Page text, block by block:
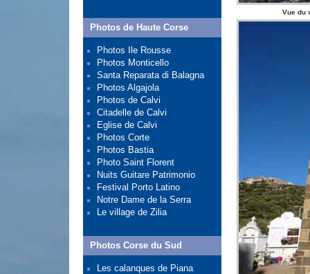
Vue du
Photos de Haute Corse
Photos Ile Rousse
Photos Monticello
Santa Reparata di Balagna
Photos Algajola
Photos de Calvi
Citadelle de Calvi
Eglise de Calvi
Photos Corte
Photos Bastia
Photo Saint Florent
Nuits Guitare Patrimonio
Festival Porto Latino
Notre Dame de la Serra
Le village de Zilia
Photos Corse du Sud
Les calanques de Piana